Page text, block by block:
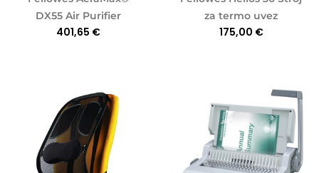
DX55 Air Purifier
401,65 €
za termo uvez
175,00 €